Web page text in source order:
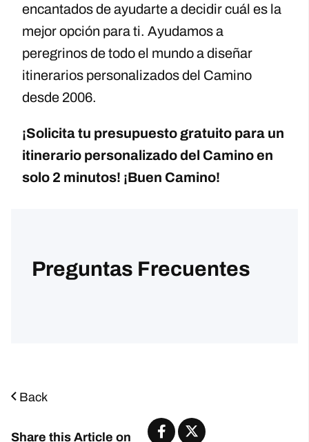
encantados de ayudarte a decidir cuál es la
mejor opción para ti. Ayudamos a
peregrinos de todo el mundo a diseñar
itinerarios personalizados del Camino
desde 2006.
¡Solicita tu presupuesto gratuito para un
itinerario personalizado del Camino en
solo 2 minutos! ¡Buen Camino!
Back
Número de Personas